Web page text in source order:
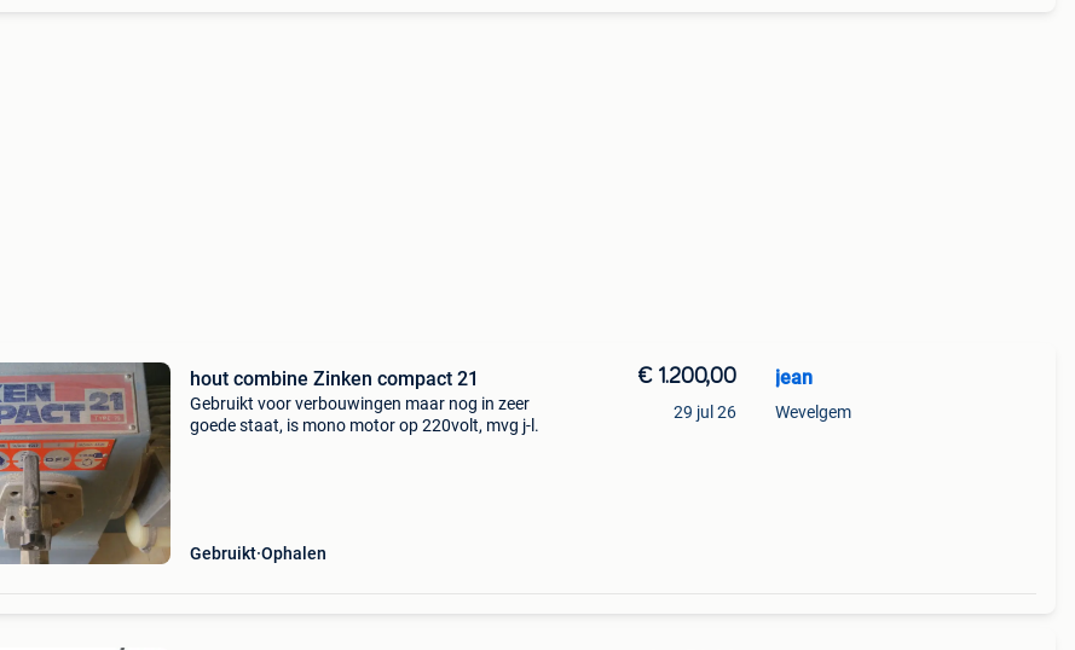
hout combine Zinken compact 21
Gebruikt voor verbouwingen maar nog in zeer
goede staat, is mono motor op 220volt, mvg j-l.
Gebruikt Ophalen
€ 1.200,00
29 jul 26
jean
Wevelgem